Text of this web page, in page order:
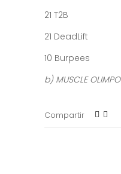
21 T2B
21 DeadLift
10 Burpees
b) MUSCLE OLIMPO
Compartir